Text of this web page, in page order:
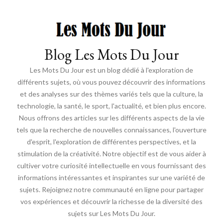
Blog Les Mots Du Jour
Les Mots Du Jour est un blog dédié à l'exploration de
différents sujets, où vous pouvez découvrir des informations
et des analyses sur des thèmes variés tels que la culture, la
technologie, la santé, le sport, l'actualité, et bien plus encore.
Nous offrons des articles sur les différents aspects de la vie
tels que la recherche de nouvelles connaissances, l'ouverture
d'esprit, l'exploration de différentes perspectives, et la
stimulation de la créativité. Notre objectif est de vous aider à
cultiver votre curiosité intellectuelle en vous fournissant des
informations intéressantes et inspirantes sur une variété de
sujets. Rejoignez notre communauté en ligne pour partager
vos expériences et découvrir la richesse de la diversité des
sujets sur Les Mots Du Jour.